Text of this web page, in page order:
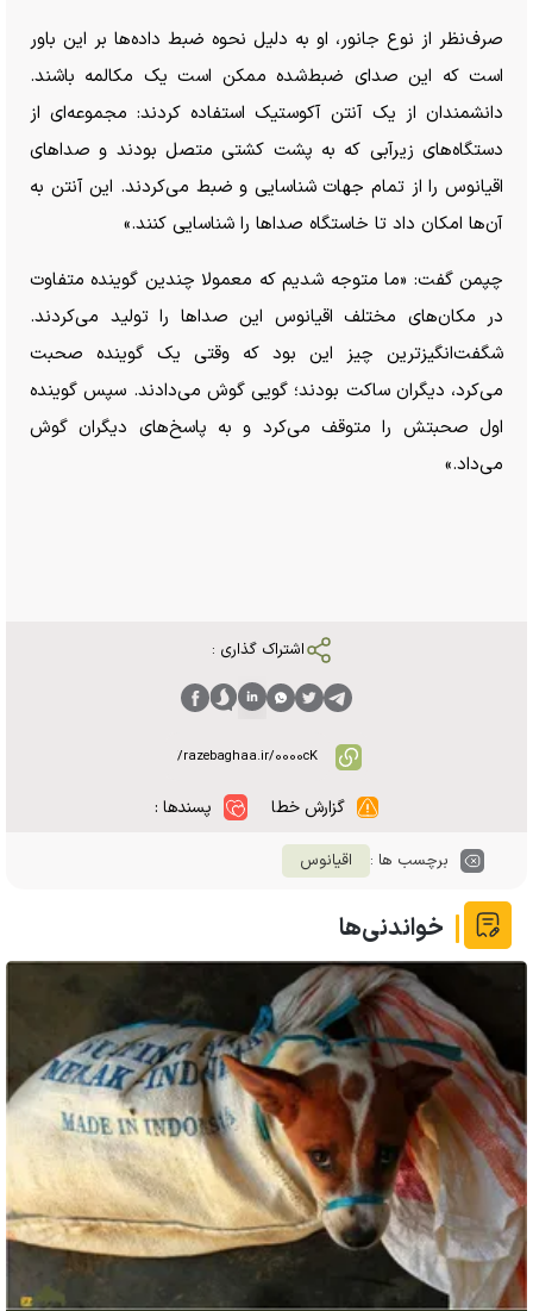
صرف‌نظر از نوع جانور، او به دلیل نحوه ضبط داده‌ها بر این باور
است که این صدای ضبط‌شده ممکن است یک مکالمه باشند.
دانشمندان از یک آنتن آکوستیک استفاده کردند: مجموعه‌ای از
دستگاه‌های زیرآبی که به پشت کشتی متصل بودند و صدا‌های
اقیانوس را از تمام جهات شناسایی و ضبط می‌کردند. این آنتن به
آن‌ها امکان داد تا خاستگاه صدا‌ها را شناسایی کنند.»
چپمن گفت: «ما متوجه شدیم که معمولا چندین گوینده متفاوت
در مکان‌های مختلف اقیانوس این صدا‌ها را تولید می‌کردند.
شگفت‌انگیزترین چیز این بود که وقتی یک گوینده صحبت
می‌کرد، دیگران ساکت بودند؛ گویی گوش می‌دادند. سپس گوینده
اول صحبتش را متوقف می‌کرد و به پاسخ‌های دیگران گوش
می‌داد.»
اشتراک گذاری :
گزارش خطا پسندها :
برچسب ها : اقیانوس
خواندنی‌ها